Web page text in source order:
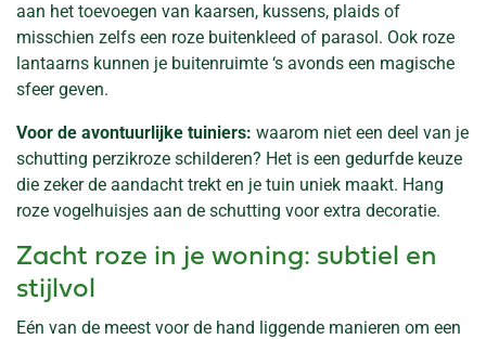
aan het toevoegen van kaarsen, kussens, plaids of
misschien zelfs een roze buitenkleed of parasol. Ook roze
lantaarns kunnen je buitenruimte ‘s avonds een magische
sfeer geven.
Voor de avontuurlijke tuiniers: waarom niet een deel van je
schutting perzikroze schilderen? Het is een gedurfde keuze
die zeker de aandacht trekt en je tuin uniek maakt. Hang
roze vogelhuisjes aan de schutting voor extra decoratie.
Zacht roze in je woning: subtiel en
stijlvol
Eén van de meest voor de hand liggende manieren om een